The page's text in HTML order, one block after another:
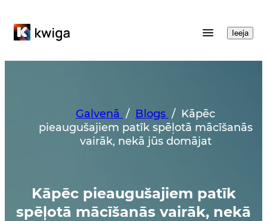
Ieeja
Galvenā / Blogs / Kāpēc
pieaugušajiem patīk spēļotā mācīšanās
vairāk, nekā jūs domājat
Kāpēc pieaugušajiem patīk
spēļotā mācīšanās vairāk, nekā